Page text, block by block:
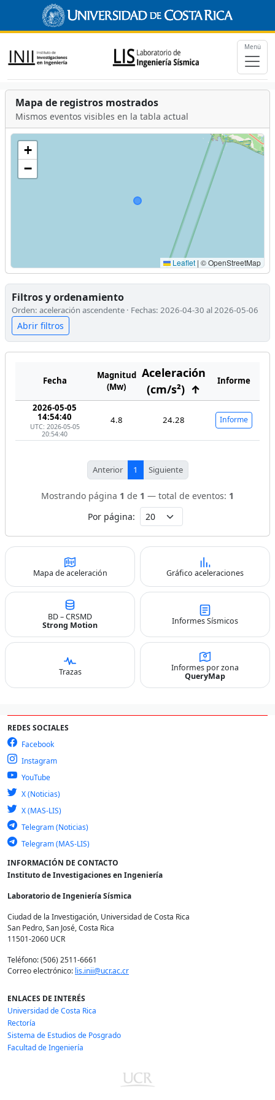
Menú
Mapa de registros mostrados
Mismos eventos visibles en la tabla actual
+
−
Leaflet | © OpenStreetMap
Filtros y ordenamiento
Orden: aceleración ascendente · Fechas: 2026-04-30 al 2026-05-06
Abrir filtros
Fecha
Magnitud
(Mw)
Aceleración
(cm/s²) ↑
Informe
2026-05-05
14:54:40
UTC: 2026-05-05
20:54:40
4.8 24.28 Informe
Anterior 1 Siguiente
Mostrando página 1 de 1 — total de eventos: 1
Por página:
Mapa de aceleración Gráfico aceleraciones
BD – CRSMD
Strong Motion
Informes Sísmicos
Trazas
Informes por zona
QueryMap
REDES SOCIALES
Facebook
Instagram
YouTube
X (Noticias)
X (MAS-LIS)
Telegram (Noticias)
Telegram (MAS-LIS)
INFORMACIÓN DE CONTACTO
Instituto de Investigaciones en Ingeniería
Laboratorio de Ingeniería Sísmica
Ciudad de la Investigación, Universidad de Costa Rica
San Pedro, San José, Costa Rica
11501-2060 UCR
Teléfono: (506) 2511-6661
Correo electrónico: lis.inii@ucr.ac.cr
ENLACES DE INTERÉS
Universidad de Costa Rica
Rectoría
Sistema de Estudios de Posgrado
Facultad de Ingeniería